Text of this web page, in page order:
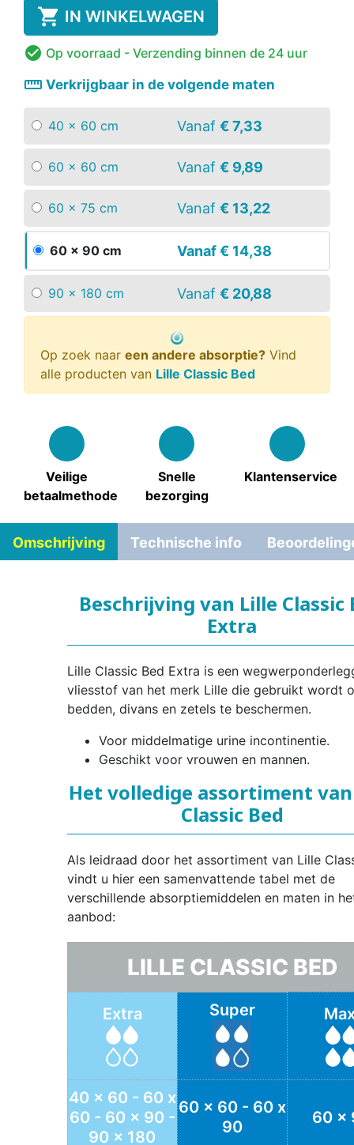
 IN WINKELWAGEN
 Op voorraad - Verzending binnen de 24 uur
straighten Verkrijgbaar in de volgende maten
40 x 60 cm Vanaf € 7,33
60 x 60 cm Vanaf € 9,89
60 x 75 cm Vanaf € 13,22
60 x 90 cm Vanaf€ 14,38
90 x 180 cm Vanaf € 20,88
Op zoek naar een andere absorptie? Vind
alle producten van Lille Classic Bed
Veilige
betaalmethode
Snelle
bezorging
Klantenservice
Omschrijving Technische info
Beschrijving van Lille Classic
Extra
Lille Classic Bed Extra is een
vliesstof van het merk Lille die gebruikt wordt
bedden, divans en zetels te beschermen.
Voor middelmatige urine incontinentie.
Geschikt voor vrouwen en mannen.
Het volledige assortiment
Classic Bed
Als leidraad door het assortiment van Lille
vindt u hier een samenvattende tabel met de
verschillende absorptiemiddelen en maten in
aanbod:
LILLE CLASSIC BED
Extra Super
40 x 60 - 60 x
60 - 60 x 90 -
90 x 180
60 x 60 - 60 x
90
60 x